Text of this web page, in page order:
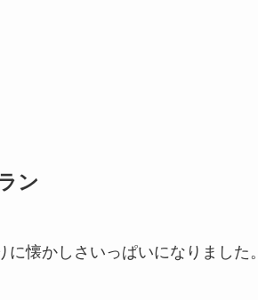
ン
懐かしさいっぱいになりました。